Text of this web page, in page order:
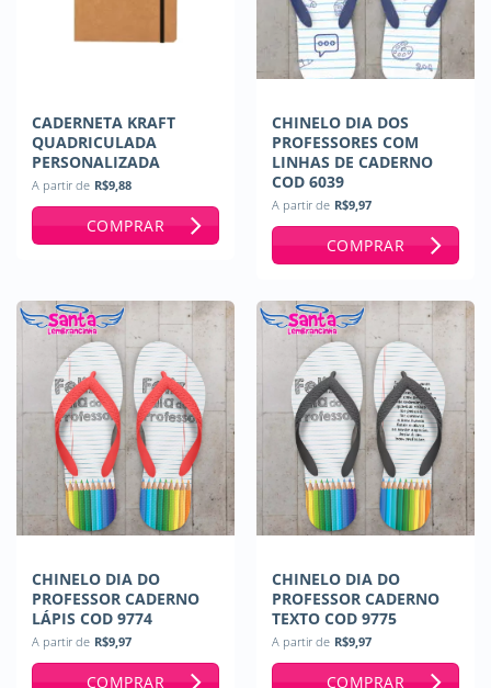
CADERNETA KRAFT
QUADRICULADA
PERSONALIZADA
A partir de R$9,88
COMPRAR
CHINELO DIA DOS
PROFESSORES COM
LINHAS DE CADERNO
COD 6039
A partir de R$9,97
COMPRAR
CHINELO DIA DO
PROFESSOR CADERNO
LÁPIS COD 9774
A partir de R$9,97
COMPRAR
CHINELO DIA DO
PROFESSOR CADERNO
TEXTO COD 9775
A partir de R$9,97
COMPRAR